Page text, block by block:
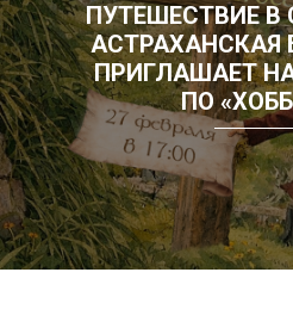
ПУТЕШЕСТВИЕ В
АСТРАХАНСКАЯ
ПРИГЛАШАЕТ
ПО